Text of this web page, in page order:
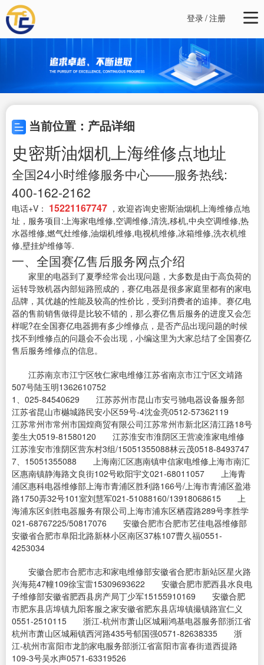
登录/注册
当前位置：产品详细
史密斯油烟机上海维修点地址
全国24小时维修服务中心——服务热线:
400-162-2162
电话+V： 15221167747 ，欢迎咨询史密斯油烟机上海维修点地
址，服务项目:上海家电维修,空调维修,清洗,移机,中央空调维修,热
水器维修,燃气灶维修,油烟机维修,电视机维修,冰箱维修,洗衣机维
修,壁挂炉维修等.
一、全国赛亿售后服务网点介绍
家里的电器到了夏季经常会出现问题，大多数是由于高负荷的
运转导致机器内部短路照成的，赛亿电器是很多家庭里都有的家电
品牌，其优越的性能及较高的性价比，受到消费者的追捧。赛亿电
器的售前销售做得是比较不错的，那么赛亿售后服务的进度又会怎
样呢?在全国赛亿电器拥有多少维修点，是否产品出现问题的时候
找不到维修点的问题会不会出现，小编这里为大家总结了全国赛亿
售后服务维修点的信息。
江苏南京市江宁区牧仁家电维修江苏省南京市江宁区文靖路
507号陆玉明1362610752
1、025-84540629 江苏苏州市昆山市安弓驰电器设备服务部
江苏省昆山市樾城路民安小区59号-4沈金亮0512-57362119
江苏常州市常州市国煌商贸有限公司江苏常州市新北区清江路18号
姜生大0519-81580120 江苏淮安市淮阴区王营凌淮家电维修
江苏淮安市淮阴区营东村3组/15051355088林云茂0518-8493747
7、15051355088 上海南汇区惠南镇申信家电维修上海市南汇
区惠南镇静海路文良街102号欧阳宇文021-68011057 上海青
浦区惠科电器维修部上海市青浦区胜利路166号/上海市青浦区盈港
路1750弄32号101室刘慧军021-51088160/13918068615 上
海浦东区剑胜电器服务有限公司上海市浦东区栖霞路289号李胜学
021-68767225/50817076 安徽合肥市合肥市艺佳电器维修部
安徽省合肥市阜阳北路新林小区南区37栋107曹久福0551-
4253034
安徽合肥市合肥市志和家电维修部安徽省合肥市新站区星火路
兴海苑47幢109徐宝雷15309693622 安徽合肥市肥西县水良电
子维修部安徽省肥西县房产局丁少军15155910169 安徽合肥
市肥东县店埠镇九阳客服之家安徽省肥东县店埠镇撮镇路宣仁义
0551-2510115 浙江-杭州市萧山区城厢鸿基电器服务部浙江省
杭州市萧山区城厢镇西河路435号郁国强0571-82638335 浙
江-杭州市富阳市龙韵家电服务部浙江省富阳市富春街道西提路
109-3号吴水声0571-63319526